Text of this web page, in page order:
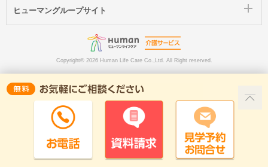
ヒューマングループサイト
Copyright© 2026 Human Life Care Co.,Ltd. All Right reserved.